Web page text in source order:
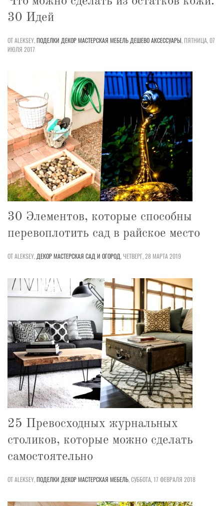
30 Идей
ОТ ALEKSEY,ПОДЕЛКИ ДЕКОРМАСТЕРСКАЯ МЕБЕЛЬ ДЕШЕВОАКСЕССУАРЫ,ПЯТНИЦА, 07
ИЮЛЯ 2017
30 Элементов, которые способны
перевоплотить сад в райское место
ОТ ALEKSEY, ДЕКОРМАСТЕРСКАЯ САД И ОГОРОД,ЧЕТВЕРГ, 28 МАРТА 2019
25 Превосходных журнальных
столиков, которые можно сделать
самостоятельно
ОТ ALEKSEY,ПОДЕЛКИ ДЕКОРМАСТЕРСКАЯ МЕБЕЛЬ,СУББОТА, 17 ФЕВРАЛЯ 2018